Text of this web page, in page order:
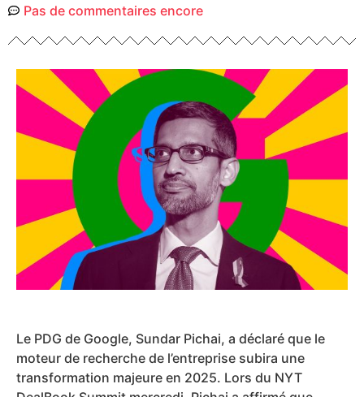
Pas de commentaires encore
Le PDG de Google, Sundar Pichai, a déclaré que le
moteur de recherche de l’entreprise subira une
transformation majeure en 2025. Lors du NYT